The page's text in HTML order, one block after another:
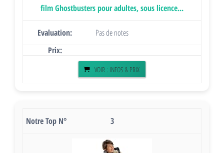
film Ghostbusters pour adultes, sous licence...
Pas de notes
VOIR : INFOS & PRIX
3